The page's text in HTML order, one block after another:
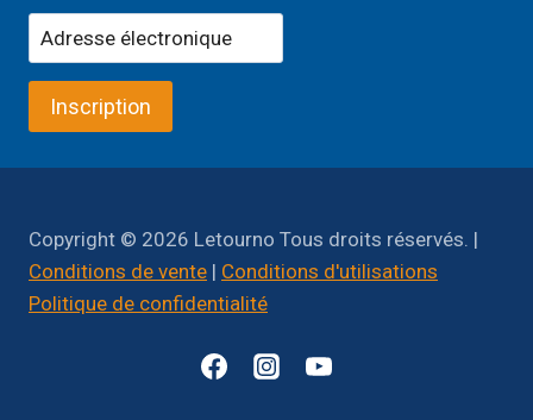
Inscription
Copyright © 2026 Letourno Tous droits réservés. |
Conditions de vente | Conditions d'utilisations
Politique de confidentialité